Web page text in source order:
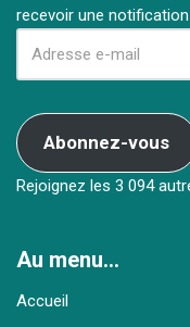
recevoir une
Abonnez-vous
Rejoignez les 3 094
Au menu…
Accueil